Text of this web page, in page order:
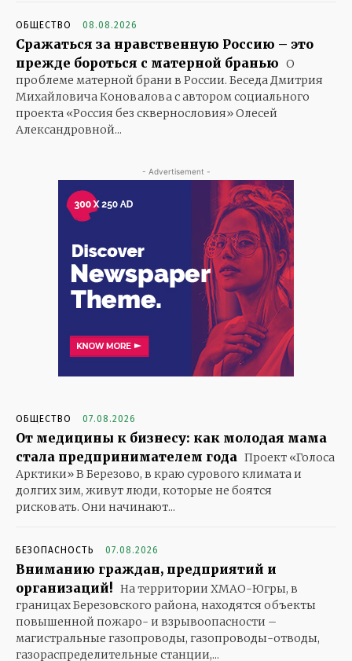
ОБЩЕСТВО 08.08.2026
Сражаться за нравственную Россию – это
прежде бороться с матерной бранью О
проблеме матерной брани в России. Беседа Дмитрия
Михайловича Коновалова с автором социального
проекта «Россия без сквернословия» Олесей
Александровной...
- Advertisement -
ОБЩЕСТВО 07.08.2026
От медицины к бизнесу: как молодая мама
стала предпринимателем года Проект «Голоса
Арктики» В Березово, в краю сурового климата и
долгих зим, живут люди, которые не боятся
рисковать. Они начинают...
БЕЗОПАСНОСТЬ 07.08.2026
Вниманию граждан, предприятий и
организаций! На территории ХМАО-Югры, в
границах Березовского района, находятся объекты
повышенной пожаро- и взрывоопасности –
магистральные газопроводы, газопроводы-отводы,
газораспределительные станции,...